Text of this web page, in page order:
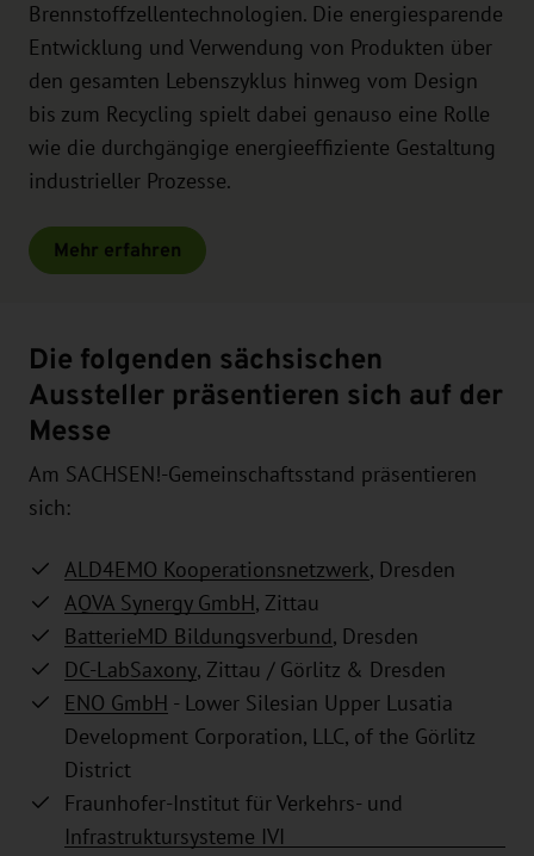
Brennstoffzellentechnologien. Die energiesparende
Entwicklung und Verwendung von Produkten über
den gesamten Lebenszyklus hinweg vom Design
bis zum Recycling spielt dabei genauso eine Rolle
wie die durchgängige energieeffiziente Gestaltung
industrieller Prozesse.
Mehr erfahren
Die folgenden sächsischen
Aussteller präsentieren sich auf der
Messe
Am SACHSEN!-Gemeinschaftsstand präsentieren
sich:
ALD4EMO Kooperationsnetzwerk, Dresden
AQVA Synergy GmbH, Zittau
BatterieMD Bildungsverbund, Dresden
DC-LabSaxony, Zittau / Görlitz & Dresden
ENO GmbH - Lower Silesian Upper Lusatia
Development Corporation, LLC, of the Görlitz
District
Fraunhofer-Institut für Verkehrs- und
Infrastruktursysteme IVI